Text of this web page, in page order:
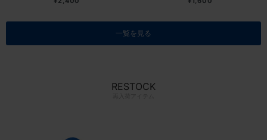
一覧を見る
RESTOCK